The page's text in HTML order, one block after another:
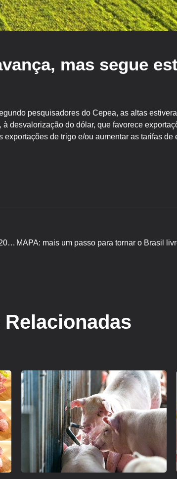
mas segue
pesquisadores do Cepea, as altas
desvalorização do dólar, que favorece
de trigo e/ou aumentar as tarifas de
Desempenho do suíno, na granja, na 13ª semana de 2023